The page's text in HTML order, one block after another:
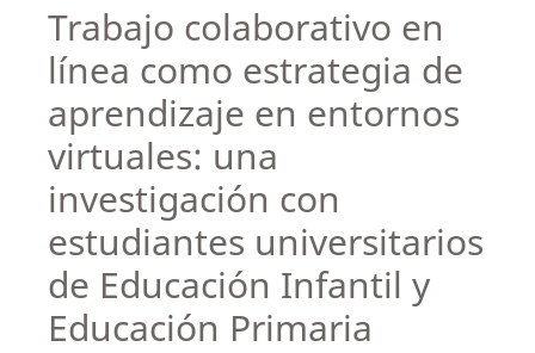
Trabajo colaborativo en
línea como estrategia de
aprendizaje en entornos
virtuales: una
investigación con
estudiantes universitarios
de Educación Infantil y
Educación Primaria